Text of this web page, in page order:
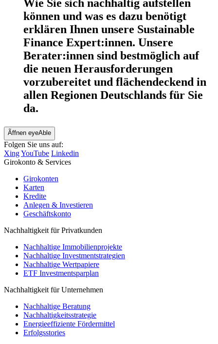
Wie Sie sich nachhaltig aufstellen
können und was es dazu benötigt
erklären Ihnen unsere Sustainable
Finance Expert:innen. Unsere
Berater:innen sind bestmöglich auf
die neuen Herausforderungen
vorzubereitet und flächendeckend in
allen Regionen Deutschlands für Sie
da.
Ãffnen eyeAble
Folgen Sie uns auf:
XingYouTube Linkedin
Girokonto & Services
Girokonten
Karten
Kredite
Anlegen & Investieren
Geschäftskonto
Nachhaltigkeit für Privatkunden
Nachhaltige Immobilienprojekte
Nachhaltige Investmentstrategien
Nachhaltige Wertpapiere
ETF Investmentsparplan
Nachhaltigkeit für Unternehmen
Nachhaltige Beratung
Nachhaltigkeitsstrategie
Energieeffiziente Fördermittel
Erfolgsstories